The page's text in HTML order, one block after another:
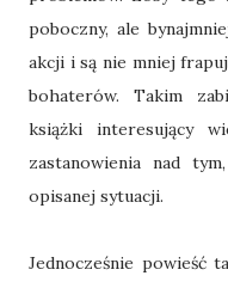
poboczny, ale
akcji i są nie mniej
bohaterów. Takim
książki interesujący
zastanowienia nad
opisanej sytuacji.
Jednocześnie powieść